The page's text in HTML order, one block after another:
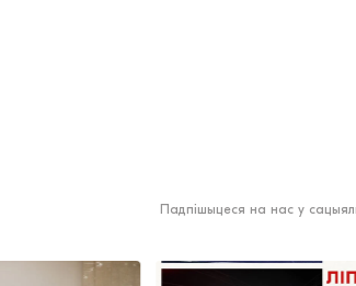
Падпішыцеся на нас у